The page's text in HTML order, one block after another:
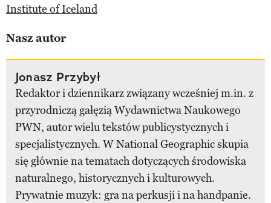
Institute of Iceland
Nasz autor
Jonasz Przybył
Redaktor i dziennikarz związany wcześniej m.in. z
przyrodniczą gałęzią Wydawnictwa Naukowego
PWN, autor wielu tekstów publicystycznych i
specjalistycznych. W National Geographic skupia
się głównie na tematach dotyczących środowiska
naturalnego, historycznych i kulturowych.
Prywatnie muzyk: gra na perkusji i na handpanie.